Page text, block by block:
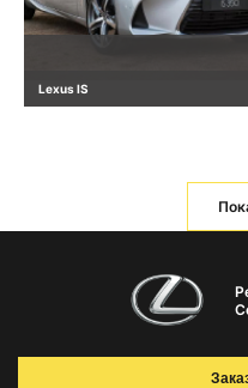
Lexus IS